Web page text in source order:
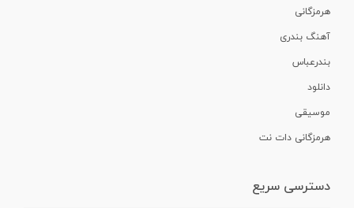
هرمزگانی
آهنگ بندری
بندرعباس
دانلود
موسیقی
هرمزگانی دات نت
دسترسی سریع